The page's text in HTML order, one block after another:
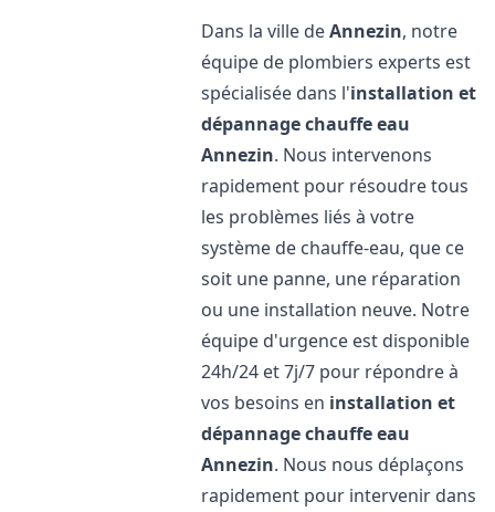
Dans la ville deAnnezin, notre
équipe de plombiers experts est
spécialisée dans l'installation et
dépannage chauffe eau
Annezin. Nous intervenons
rapidement pour résoudre tous
les problèmes liés à votre
système de chauffe-eau, que ce
soit une panne, une réparation
ou une installation neuve. Notre
équipe d'urgence est disponible
24h/24 et 7j/7 pour répondre à
vos besoins en installation et
dépannage chauffe eau
Annezin. Nous nous déplaçons
rapidement pour intervenir dans